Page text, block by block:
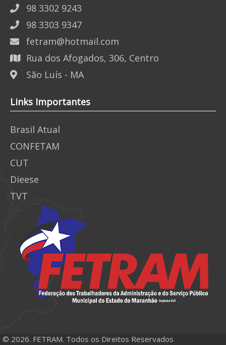
98 3302 9243
98 3303 9347
fetram@hotmail.com
Rua dos Afogados, 306, Centro
São Luís - MA
Links Importantes
Brasil Atual
CONFETAM
CUT
Dieese
TVT
© 2026. FETRAM. Todos os Direitos Reservados